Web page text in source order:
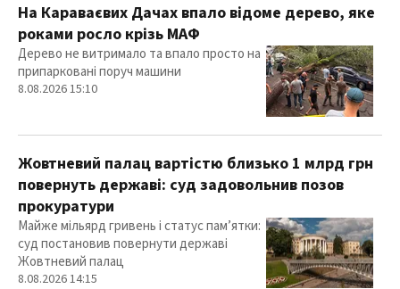
На Караваєвих Дачах впало відоме дерево, яке
роками росло крізь МАФ
Дерево не витримало та впало просто на
припарковані поруч машини
8.08.2026 15:10
Жовтневий палац вартістю близько 1 млрд грн
повернуть державі: суд задовольнив позов
прокуратури
Майже мільярд гривень і статус пам’ятки:
суд постановив повернути державі
Жовтневий палац
8.08.2026 14:15